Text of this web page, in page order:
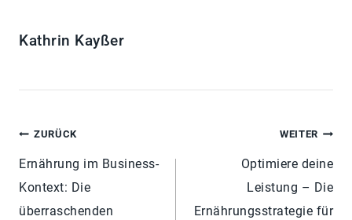
Kathrin Kayßer
ZURÜCK
Ernährung im Business-
Kontext: Die
überraschenden
WEITER
Optimiere deine
Leistung – Die
Ernährungsstrategie für